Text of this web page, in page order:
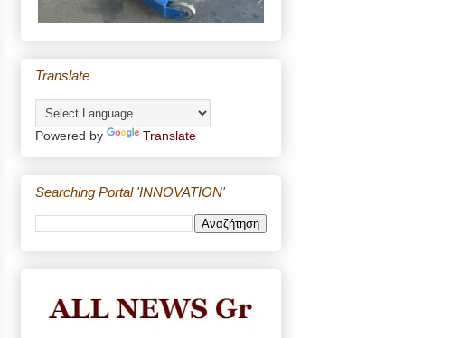
Translate
Powered by Translate
Searching Portal 'INNOVATION'